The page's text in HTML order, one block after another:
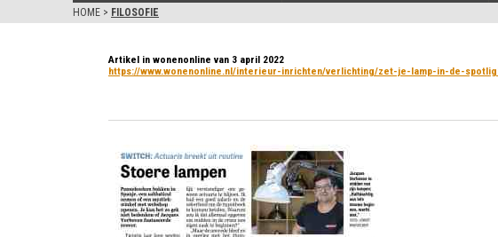
HOME > FILOSOFIE
Artikel in wonenonline van 3 april 2022
https://www.wonenonline.nl/interieur-inrichten/verlichting/zet-je-lamp-in-de-